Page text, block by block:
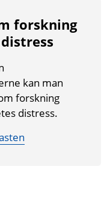
forskning
kan man
forskning
distress.